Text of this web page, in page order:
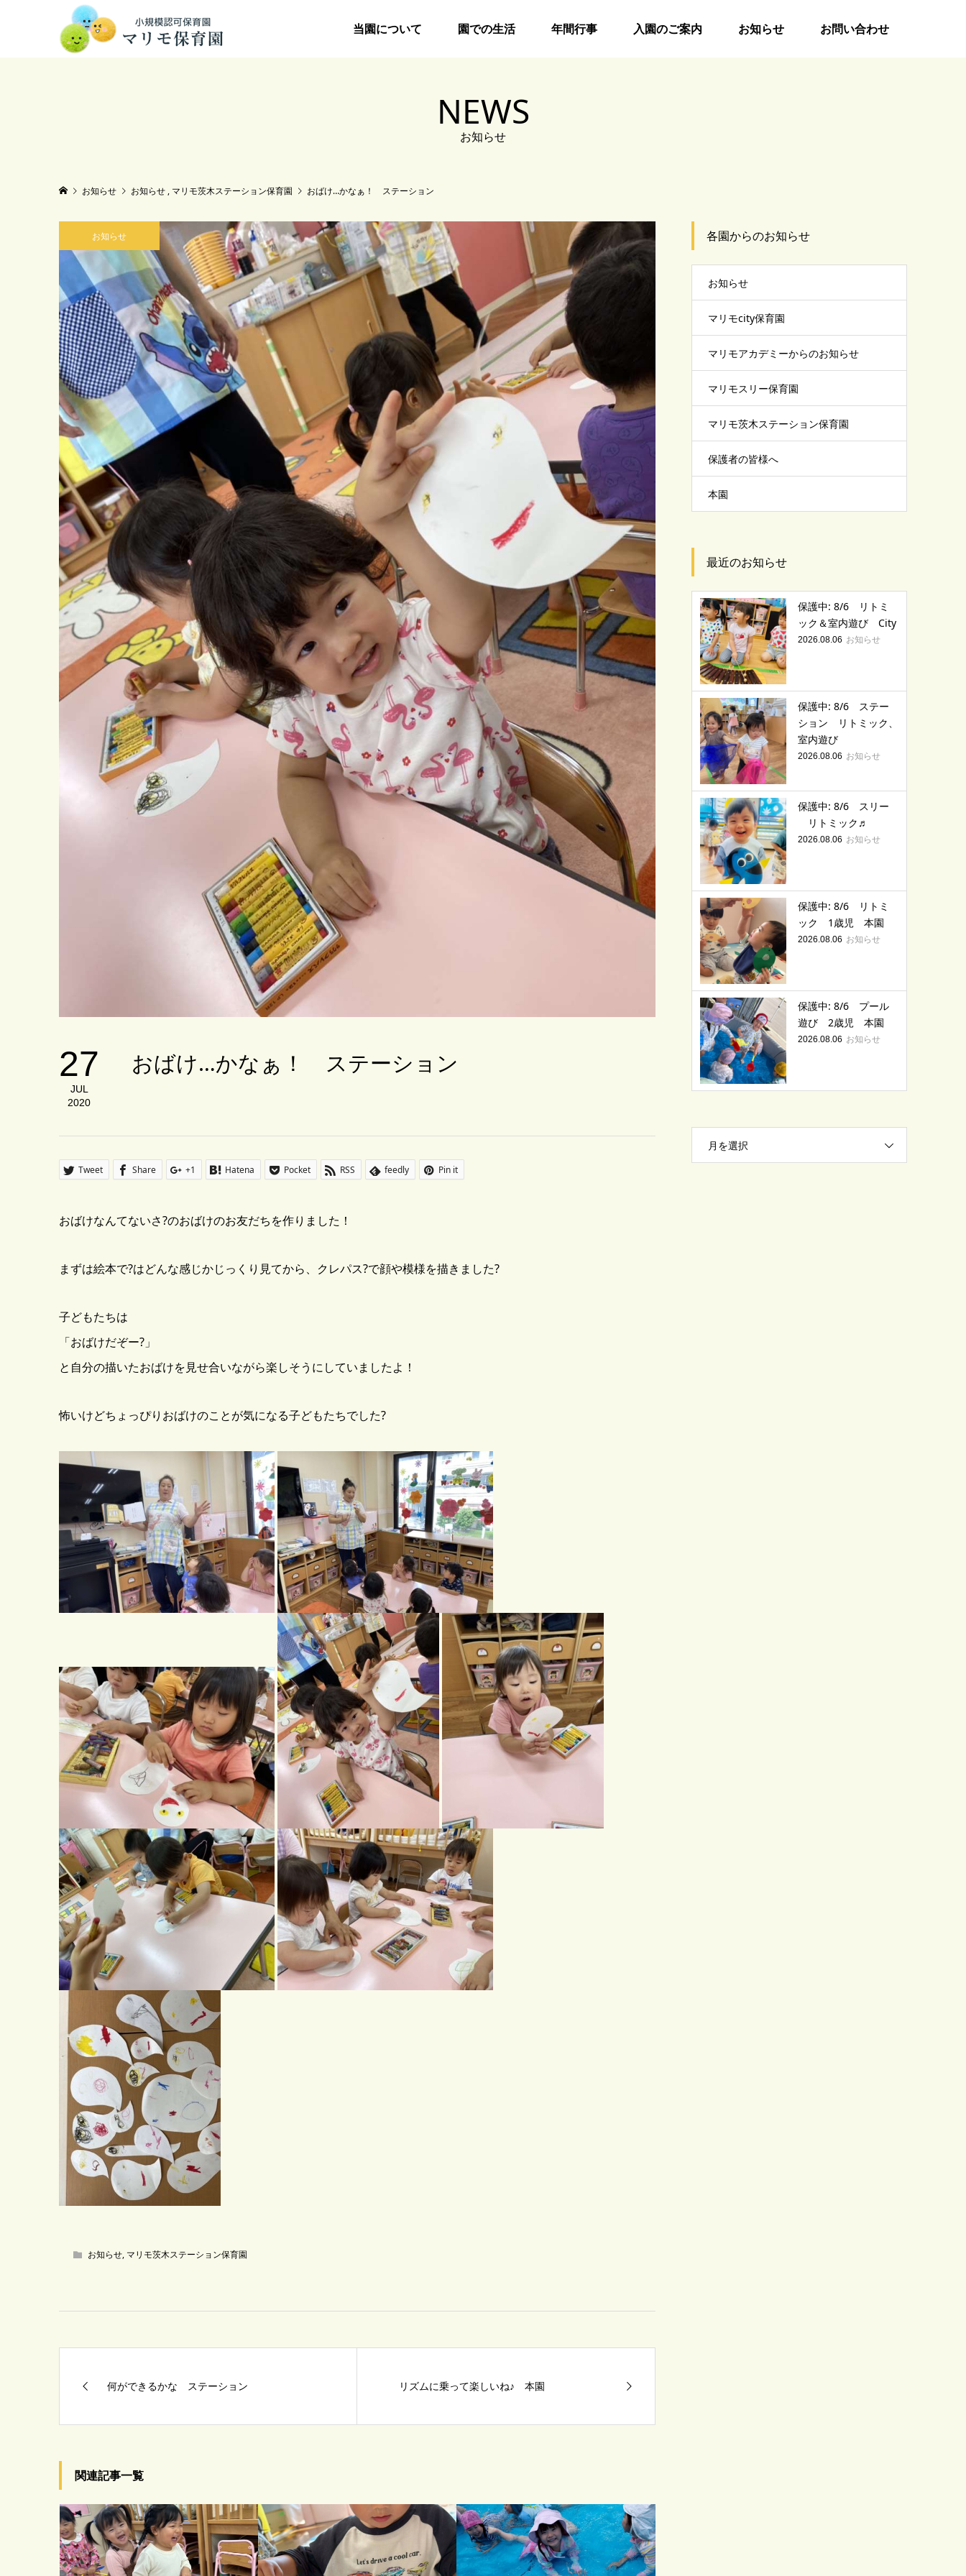
当園について 園での生活 年間行事 入園のご案内 お知らせ お問い合わせ
NEWS
お知らせ
お知らせ お知らせ , マリモ茨木ステーション保育園 おばけ…かなぁ！ ステーション
お知らせ
27
JUL
2020
おばけ…かなぁ！ ステーション
Tweet Share +1 Hatena Pocket RSS feedly Pin it
おばけなんてないさ?のおばけのお友だちを作りました！
まずは絵本で?はどんな感じかじっくり見てから、クレパス?で顔や模様を描きました?
子どもたちは
「おばけだぞー?」
と自分の描いたおばけを見せ合いながら楽しそうにしていましたよ！
怖いけどちょっぴりおばけのことが気になる子どもたちでした?
お知らせ, マリモ茨木ステーション保育園
何ができるかな ステーション リズムに乗って楽しいね♪ 本園
関連記事一覧
各園からのお知らせ
お知らせ
マリモcity保育園
マリモアカデミーからのお知らせ
マリモスリー保育園
マリモ茨木ステーション保育園
保護者の皆様へ
本園
最近のお知らせ
保護中: 8/6 リトミ
ック＆室内遊び City
2026.08.06 お知らせ
保護中: 8/6 ステー
ション リトミック、
室内遊び
2026.08.06 お知らせ
保護中: 8/6 スリー
リトミック♬
2026.08.06 お知らせ
保護中: 8/6 リトミ
ック 1歳児 本園
2026.08.06 お知らせ
保護中: 8/6 プール
遊び 2歳児 本園
2026.08.06 お知らせ
月を選択